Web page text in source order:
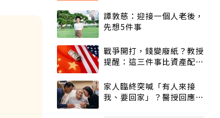
譚敦慈：迎接一個人老後，
先想5件事
戰爭開打，錢變廢紙？教授
提醒：這三件事比資產配置
家人臨終突喊「有人來接
我、要回家」？醫授回應方